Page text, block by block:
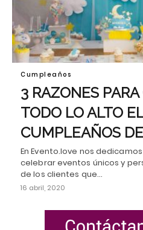
Cumpleaños
3 RAZONES
TODO LO ALTO
CUMPLEAÑOS
En Evento.love nos
celebrar eventos únicos y
de los clientes que…
16 abril, 2020